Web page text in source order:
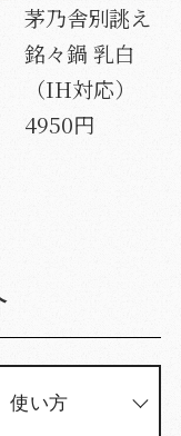
茅乃舎別誂え
銘々鍋 乳白
（IH対応）
4950円
使い方